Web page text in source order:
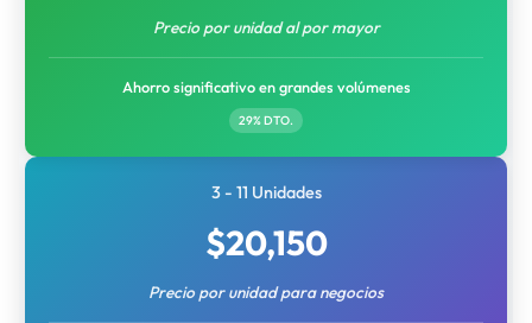
Precio por unidad al por mayor
Ahorro significativo en grandes volúmenes
29% DTO.
3 - 11 Unidades
$20,150
Precio por unidad para negocios